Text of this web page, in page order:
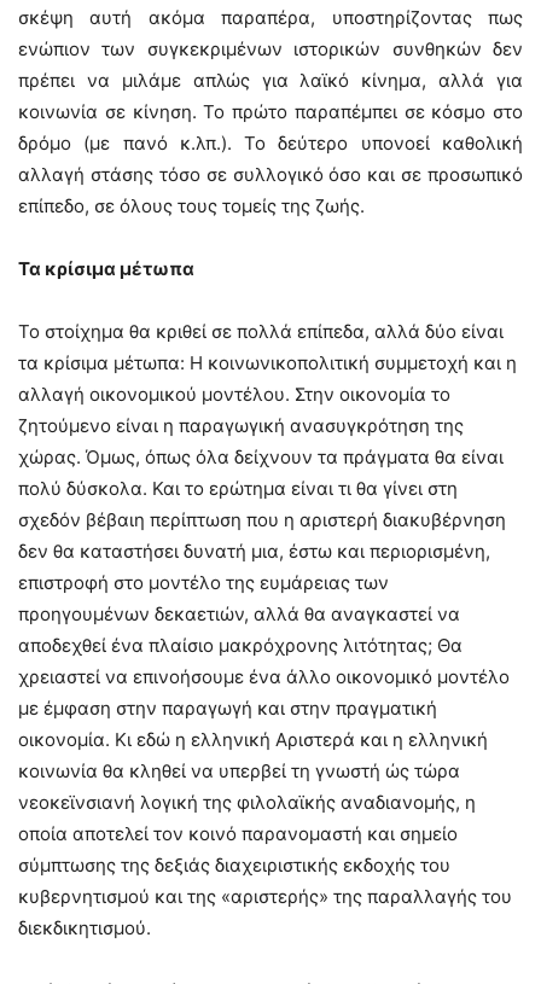
σκέψη αυτή ακόμα παραπέρα, υποστηρίζοντας πως
ενώπιον των συγκεκριμένων ιστορικών συνθηκών δεν
πρέπει να μιλάμε απλώς για λαϊκό κίνημα, αλλά για
κοινωνία σε κίνηση. Το πρώτο παραπέμπει σε κόσμο στο
δρόμο (με πανό κ.λπ.). Το δεύτερο υπονοεί καθολική
αλλαγή στάσης τόσο σε συλλογικό όσο και σε προσωπικό
επίπεδο, σε όλους τους τομείς της ζωής.
Τα κρίσιμα μέτωπα
Το στοίχημα θα κριθεί σε πολλά επίπεδα, αλλά δύο είναι
τα κρίσιμα μέτωπα: Η κοινωνικοπολιτική συμμετοχή και η
αλλαγή οικονομικού μοντέλου. Στην οικονομία το
ζητούμενο είναι η παραγωγική ανασυγκρότηση της
χώρας. Όμως, όπως όλα δείχνουν τα πράγματα θα είναι
πολύ δύσκολα. Και το ερώτημα είναι τι θα γίνει στη
σχεδόν βέβαιη περίπτωση που η αριστερή διακυβέρνηση
δεν θα καταστήσει δυνατή μια, έστω και περιορισμένη,
επιστροφή στο μοντέλο της ευμάρειας των
προηγουμένων δεκαετιών, αλλά θα αναγκαστεί να
αποδεχθεί ένα πλαίσιο μακρόχρονης λιτότητας; Θα
χρειαστεί να επινοήσουμε ένα άλλο οικονομικό μοντέλο
με έμφαση στην παραγωγή και στην πραγματική
οικονομία. Κι εδώ η ελληνική Αριστερά και η ελληνική
κοινωνία θα κληθεί να υπερβεί τη γνωστή ώς τώρα
νεοκεϊνσιανή λογική της φιλολαϊκής αναδιανομής, η
οποία αποτελεί τον κοινό παρανομαστή και σημείο
σύμπτωσης της δεξιάς διαχειριστικής εκδοχής του
κυβερνητισμού και της «αριστερής» της παραλλαγής του
διεκδικητισμού.